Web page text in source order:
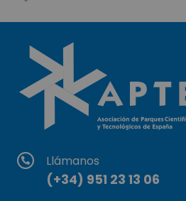
Llámanos
(+34) 951 23 13 06